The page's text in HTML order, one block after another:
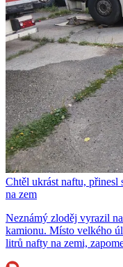
Chtěl ukrást naftu,
na zem
Neznámý zloděj vyrazil
kamionu. Místo velkého
litrů nafty na zemi,